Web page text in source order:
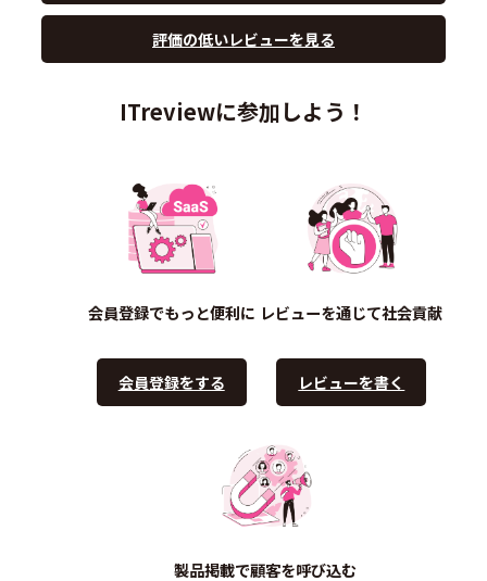
評価の低いレビューを見る
ITreviewに参加しよう！
会員登録でもっと便利に
会員登録をする
レビューを通じて社会貢献
レビューを書く
製品掲載で顧客を呼び込む